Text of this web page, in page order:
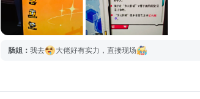
肠姐： 我去 大佬好有实力，直接现场